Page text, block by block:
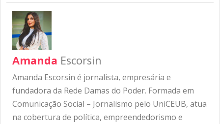
Amanda Escorsin
Amanda Escorsin é jornalista, empresária e
fundadora da Rede Damas do Poder. Formada em
Comunicação Social – Jornalismo pelo UniCEUB, atua
na cobertura de política, empreendedorismo e